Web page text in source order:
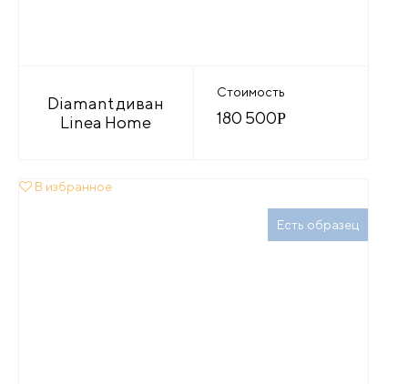
Diamant диван
Linea Home
Стоимость
180 500Р
В избранное
Есть образец